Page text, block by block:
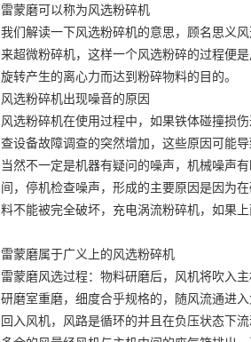
雷蒙磨可以称为风选粉碎机
我们解读一下风选粉碎机的意思，顾名思义
来超微粉碎机，这样一个风选粉碎的过程便
旋转产生的离心力而达到粉碎物料的目的。
风选粉碎机出现噪音的原因
风选粉碎机在使用过程中，如果铁体碰撞损
查设备故障调查的突然增加，这些原因可能
当然不一定是机器有疑问的噪声，机械噪声
间，停机检查噪声，形成的主要原因是因为
料不能被完全破坏，充电涡流粉碎机，如果
雷蒙磨属于广义上的风选粉碎机
雷蒙磨风选过程：物料研磨后，风机将吹入
研磨室重磨，细度合乎规格的，随风流通进
回入风机，风路是循环的并且在负压状态下